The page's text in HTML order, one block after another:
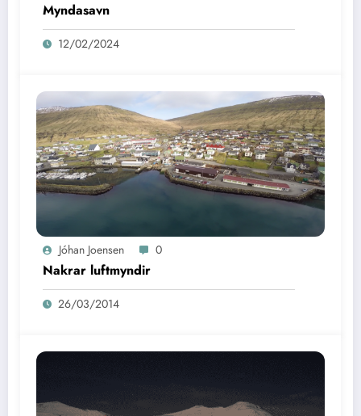
Myndasavn
12/02/2024
Jóhan Joensen 0
Nakrar luftmyndir
26/03/2014